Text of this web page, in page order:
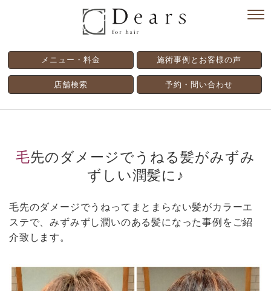
メニュー・料金 施術事例とお客様の声
店舗検索 予約・問い合わせ
毛先のダメージでうねる髪がみずみ
ずしい潤髪に♪
毛先のダメージでうねってまとまらない髪がカラーエ
ステで、みずみずし潤いのある髪になった事例をご紹
介致します。